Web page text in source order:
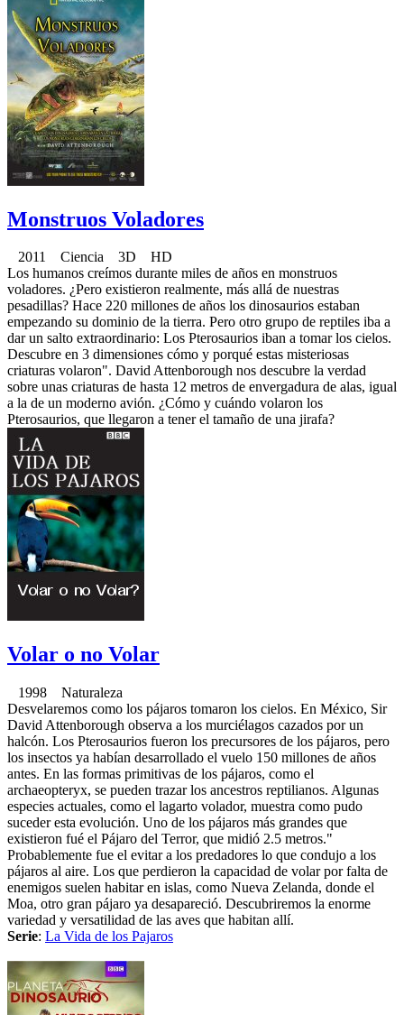
Monstruos Voladores
2011 Ciencia 3D HD
Los humanos creímos durante miles de años en monstruos
voladores. ¿Pero existieron realmente, más allá de nuestras
pesadillas? Hace 220 millones de años los dinosaurios estaban
empezando su dominio de la tierra. Pero otro grupo de reptiles iba a
dar un salto extraordinario: Los Pterosaurios iban a tomar los cielos.
Descubre en 3 dimensiones cómo y porqué estas misteriosas
criaturas volaron". David Attenborough nos descubre la verdad
sobre unas criaturas de hasta 12 metros de envergadura de alas, igual
a la de un moderno avión. ¿Cómo y cuándo volaron los
Pterosaurios, que llegaron a tener el tamaño de una jirafa?
Volar o no Volar
1998 Naturaleza
Desvelaremos como los pájaros tomaron los cielos. En México, Sir
David Attenborough observa a los murciélagos cazados por un
halcón. Los Pterosaurios fueron los precursores de los pájaros, pero
los insectos ya habían desarrollado el vuelo 150 millones de años
antes. En las formas primitivas de los pájaros, como el
archaeopteryx, se pueden trazar los ancestros reptilianos. Algunas
especies actuales, como el lagarto volador, muestra como pudo
suceder esta evolución. Uno de los pájaros más grandes que
existieron fué el Pájaro del Terror, que midió 2.5 metros."
Probablemente fue el evitar a los predadores lo que condujo a los
pájaros al aire. Los que perdieron la capacidad de volar por falta de
enemigos suelen habitar en islas, como Nueva Zelanda, donde el
Moa, otro gran pájaro ya desapareció. Descubriremos la enorme
variedad y versatilidad de las aves que habitan allí.
Serie: La Vida de los Pajaros